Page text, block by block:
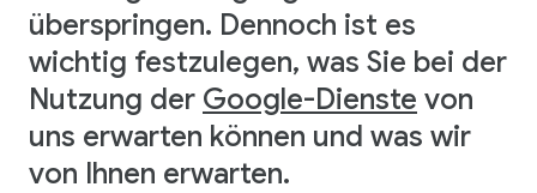
überspringen. Dennoch ist es
wichtig festzulegen, was Sie bei der
Nutzung der Google-Dienste von
uns erwarten können und was wir
von Ihnen erwarten.